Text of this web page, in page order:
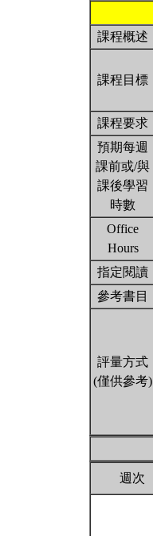
課程概述
課程目標
課程要求
預期每週
課前或/與
課後學習
時數
Office
Hours
指定閱讀
參考書目
評量方式
(僅供參考)
週次